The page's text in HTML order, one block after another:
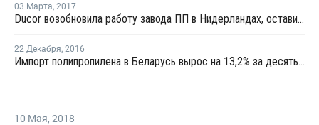
03 Марта, 2017
Ducor возобновила работу завода ПП в Нидерландах, оставив форс-мажор в силе
22 Декабря, 2016
Импорт полипропилена в Беларусь вырос на 13,2% за десять месяцев 2016 года
10 Мая, 2018